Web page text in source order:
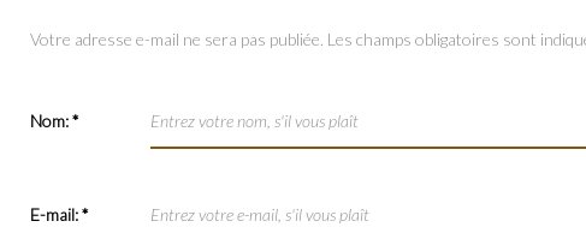
Votre adresse e-mail ne sera pas publiée. Les champs obligatoires sont
Nom:*
E-mail:*